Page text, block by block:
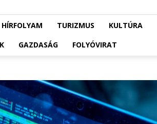
HÍRFOLYAM TURIZMUS KULTÚRA
GAZDASÁG FOLYÓVIRAT